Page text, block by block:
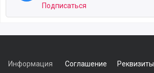
Подписаться
Информация Соглашение Реквизиты